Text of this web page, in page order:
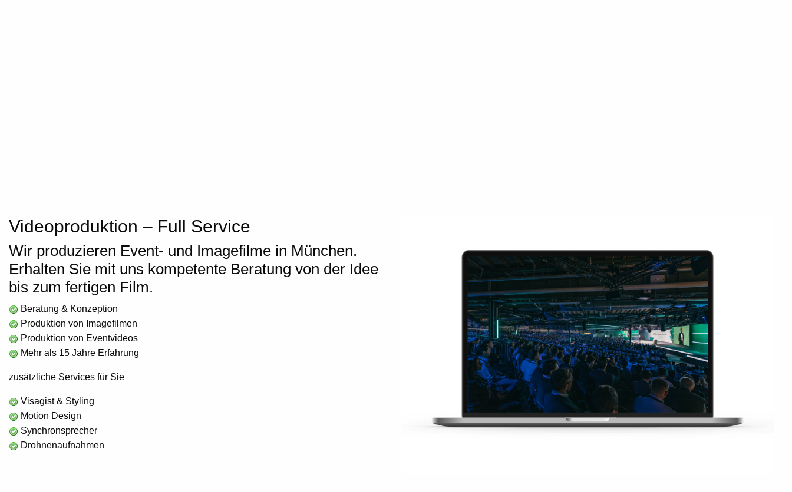
Videoproduktion – Full Service
Wir produzieren Event- und Imagefilme in München.
Erhalten Sie mit uns kompetente Beratung von der Idee
bis zum fertigen Film.
Beratung & Konzeption
Produktion von Imagefilmen
Produktion von Eventvideos
Mehr als 15 Jahre Erfahrung
zusätzliche Services für Sie
Visagist & Styling
Motion Design
Synchronsprecher
Drohnenaufnahmen